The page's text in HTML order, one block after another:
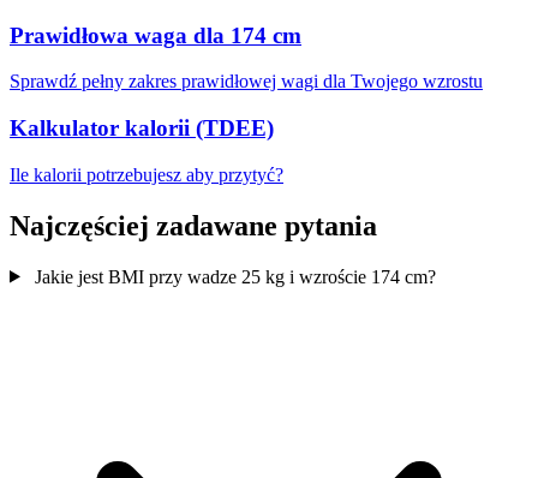
Prawidłowa waga dla 174 cm
Sprawdź pełny zakres prawidłowej wagi dla Twojego wzrostu
Kalkulator kalorii (TDEE)
Ile kalorii potrzebujesz aby przytyć?
Najczęściej zadawane pytania
Jakie jest BMI przy wadze 25 kg i wzroście 174 cm?